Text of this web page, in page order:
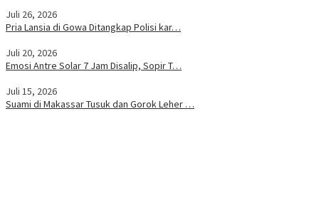
Juli 26, 2026
Pria Lansia di Gowa Ditangkap Polisi kar…
Juli 20, 2026
Emosi Antre Solar 7 Jam Disalip, Sopir T…
Juli 15, 2026
Suami di Makassar Tusuk dan Gorok Leher …